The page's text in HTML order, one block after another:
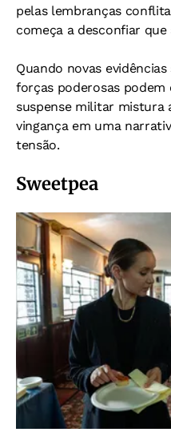
pelas lembranças
começa a desconfiar
Quando novas
forças poderosas
suspense militar mistura
vingança em uma
tensão.
Sweetpea